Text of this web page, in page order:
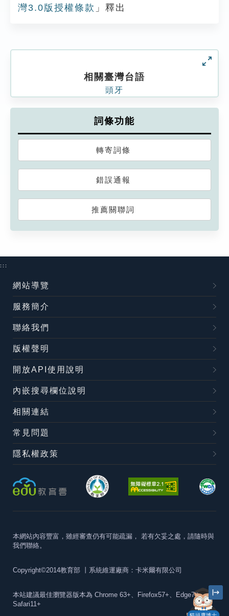
灣3.0版授權條款 」釋出
相關臺灣台語
頭牙
詞條功能
轉寄詞條
錯誤通報
推薦關聯詞
:::
網站導覽
服務簡介
聯絡我們
版權聲明
開放API使用說明
內嵌搜尋欄位說明
相關連結
常見問題
隱私權政策
本網站內容豐富，雖經審查仍有可能疏漏， 若有欠妥之處，請隨時與
我們聯絡。
Copyright©2014教育部 丨系統維運廠商：卡米爾有限公司
本站建議最佳瀏覽器版本為 Chrome 63+、Firefox57+、Edge79+及
Safari11+